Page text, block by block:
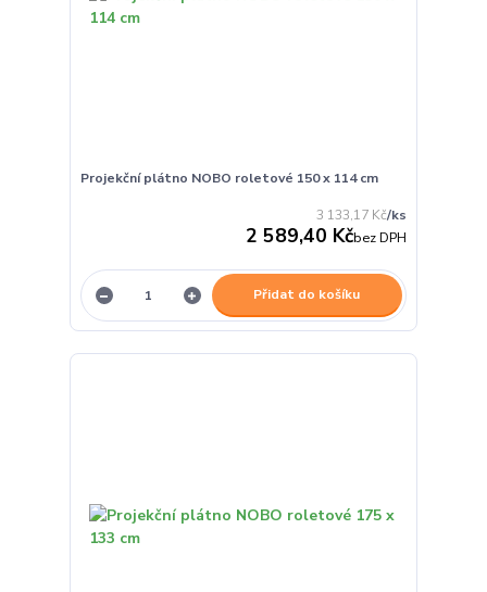
Projekční plátno NOBO roletové 150 x 114 cm
3 133,17 Kč/ks
2 589,40 Kčbez DPH
Přidat do košíku